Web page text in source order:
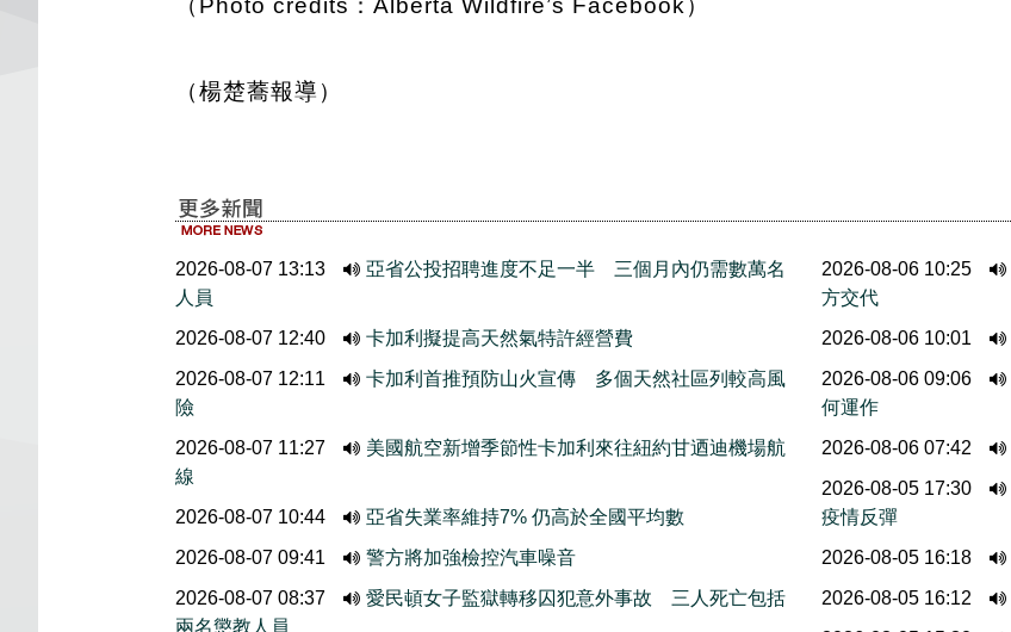
（Photo credits：Alberta Wildfire’s Facebook）
（楊楚蕎報導）
2026-08-07 13:13
亞省公投招聘進度不足一半 三個月內仍需數萬名
人員
2026-08-07 12:40
卡加利擬提高天然氣特許經營費
2026-08-07 12:11
卡加利首推預防山火宣傳 多個天然社區列較高風
險
2026-08-07 11:27
美國航空新增季節性卡加利來往紐約甘迺迪機場航
線
2026-08-07 10:44
亞省失業率維持7% 仍高於全國平均數
2026-08-07 09:41
警方將加強檢控汽車噪音
2026-08-07 08:37
愛民頓女子監獄轉移囚犯意外事故 三人死亡包括
兩名懲教人員
2026-08-06 10:25
方交代
2026-08-06 10:01
2026-08-06 09:06
何運作
2026-08-06 07:42
2026-08-05 17:30
疫情反彈
2026-08-05 16:18
2026-08-05 16:12